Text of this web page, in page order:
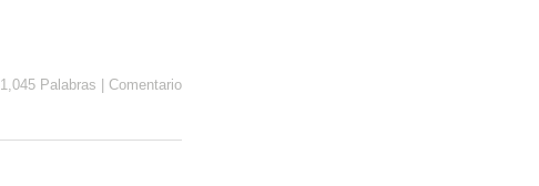
1,045 Palabras Comentario